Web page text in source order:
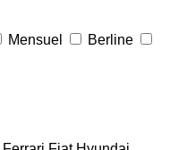
Mensuel
Berline